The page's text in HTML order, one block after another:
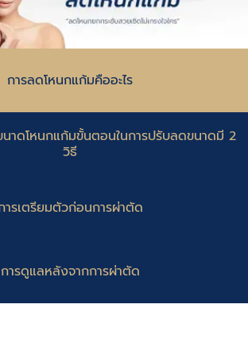
การลดโหนกแก้มคืออะไร
าดโหนกแก้มขั้นตอนในการปรับลดขนาดมี 2
วิธี
ารเตรียมตัวก่อนการผ่าตัด
การดูแลหลังจากการผ่าตัด